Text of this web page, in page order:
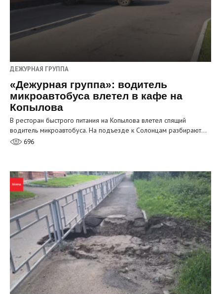
ДЕЖУРНАЯ ГРУППА
«Дежурная группа»: водитель
микроавтобуса влетел в кафе на
Копылова
В ресторан быстрого питания на Копылова влетел спящий
водитель микроавтобуса. На подъезде к Солонцам разбирают…
696